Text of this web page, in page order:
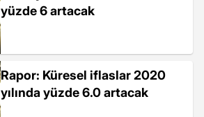
yüzde 6 artacak
Rapor: Küresel iflaslar 2020
yılında yüzde 6.0 artacak